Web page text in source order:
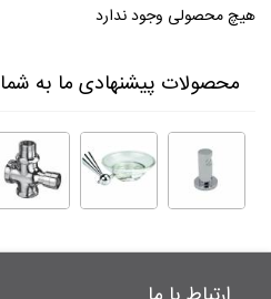
هیچ محصولی وجود ندارد
محصولات پیشنهادی ما به شما